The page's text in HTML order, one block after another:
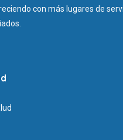
con más lugares de